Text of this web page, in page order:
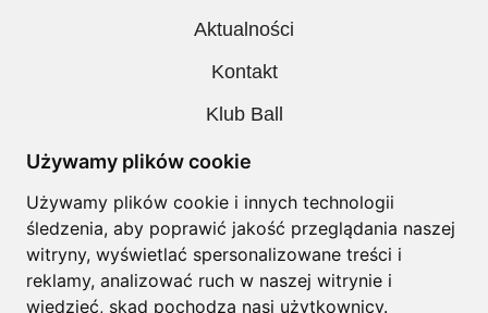
Używamy plików cookie
Używamy plików cookie i innych technologii
śledzenia, aby poprawić jakość przeglądania naszej
witryny, wyświetlać spersonalizowane treści i
reklamy, analizować ruch w naszej witrynie i
wiedzieć, skąd pochodzą nasi użytkownicy.
Aktualności
Kontakt
Klub Ball
Pobieranie
Polityka prywatności
Regulamin